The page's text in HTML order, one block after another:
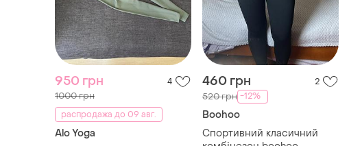
1000 грн
распродажа до 09 авг.
Alo Yoga
Спортивні щільні лосини
alo
ХS
520 грн -12%
Boohoo
Спортивний класичний
комбінезон boohoo
S и еще 1